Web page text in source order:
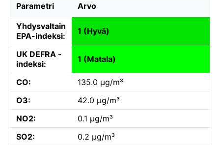
Parametri Arvo
Yhdysvaltain
EPA-indeksi:
1 (Hyvä)
UK DEFRA -
indeksi:
1 (Matala)
CO:
135.0 µg/m³
O3:
42.0 µg/m³
NO2:
0.1 µg/m³
SO2:
0.2 µg/m³